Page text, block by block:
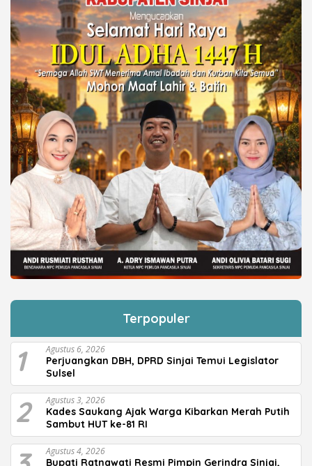
Terpopuler
1 Agustus 6, 2026
Perjuangkan DBH, DPRD Sinjai Temui Legislator
Sulsel
2 Agustus 3, 2026
Kades Saukang Ajak Warga Kibarkan Merah Putih
Sambut HUT ke-81 RI
Agustus 4, 2026
Bupati Ratnawati Resmi Pimpin Gerindra Sinjai,